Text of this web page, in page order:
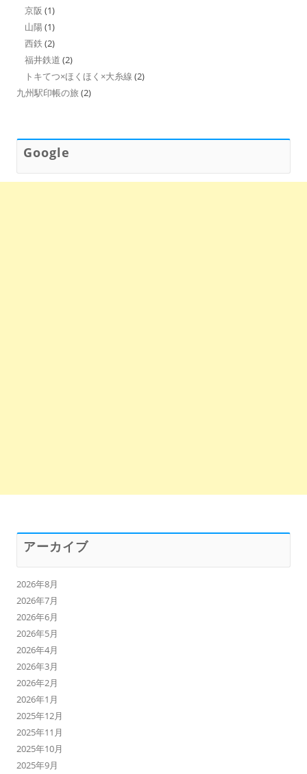
京阪 (1)
山陽 (1)
西鉄 (2)
福井鉄道 (2)
トキてつ×ほくほく×大糸線 (2)
九州駅印帳の旅 (2)
Google
アーカイブ
2026年8月
2026年7月
2026年6月
2026年5月
2026年4月
2026年3月
2026年2月
2026年1月
2025年12月
2025年11月
2025年10月
2025年9月